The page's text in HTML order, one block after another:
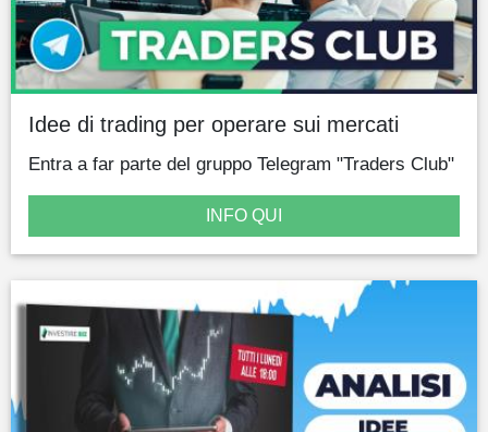
Idee di trading per operare sui mercati
Entra a far parte del gruppo Telegram "Traders Club"
INFO QUI